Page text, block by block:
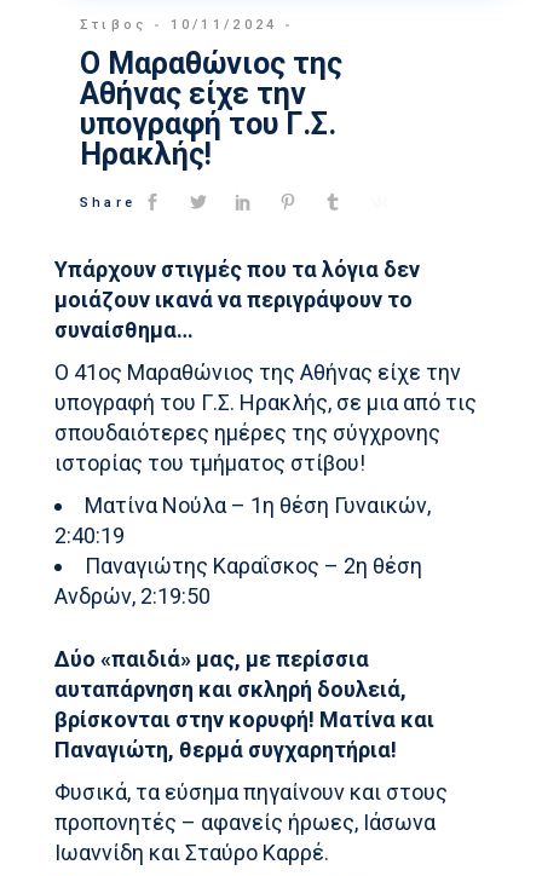
Στιβος 10/11/2024
O Μαραθώνιος της
Αθήνας είχε την
υπογραφή του Γ.Σ.
Ηρακλής!
Share
Υπάρχουν στιγμές που τα λόγια δεν
μοιάζουν ικανά να περιγράψουν το
συναίσθημα…
Ο 41ος Μαραθώνιος της Αθήνας είχε την
υπογραφή του Γ.Σ. Ηρακλής, σε μια από τις
σπουδαιότερες ημέρες της σύγχρονης
ιστορίας του τμήματος στίβου!
Ματίνα Νούλα – 1η θέση Γυναικών,
2:40:19
Παναγιώτης Καραΐσκος – 2η θέση
Ανδρών, 2:19:50
Δύο «παιδιά» μας, με περίσσια
αυταπάρνηση και σκληρή δουλειά,
βρίσκονται στην κορυφή! Ματίνα και
Παναγιώτη, θερμά συγχαρητήρια!
Φυσικά, τα εύσημα πηγαίνουν και στους
προπονητές – αφανείς ήρωες, Ιάσωνα
Ιωαννίδη και Σταύρο Καρρέ.